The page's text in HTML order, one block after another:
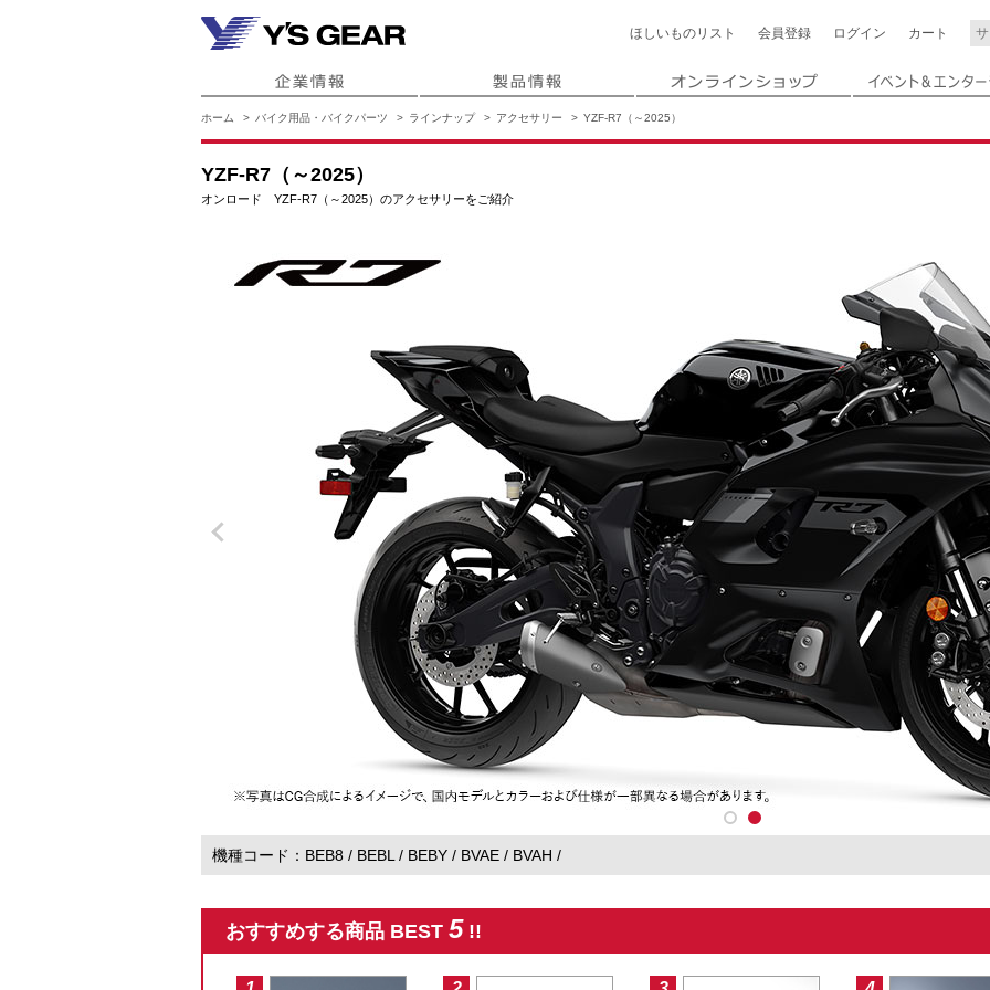
ほしいもの リスト 会員登録 ログイン カート
ホーム バイク用品・バイクパーツ ラインナップ アクセサリー YZF-R7（～2025）
YZF-R7（～2025）
オンロード YZF-R7（～2025）のアクセサリーをご紹介
機種コード BEB8 BEBL BEBY BVAE BVAH
おすすめする商品 BEST 5 !!